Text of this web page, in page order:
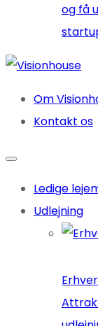
og få
Om
Kontakt os
Ledige
Udlejning